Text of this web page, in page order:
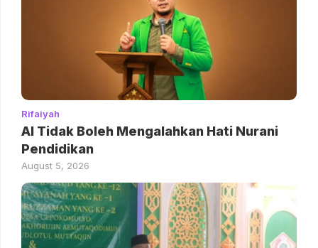
Rifaiyah
AI Tidak Boleh Mengalahkan Hati Nurani
Pendidikan
August 5, 2026